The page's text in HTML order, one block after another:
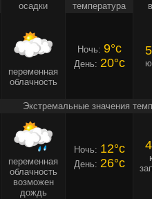
осадки температура
переменная
облачность
Ночь: 9°c
День: 20°c
Экстремальные значения
переменная
облачность
возможен
дождь
Ночь: 12°c
День: 26°c